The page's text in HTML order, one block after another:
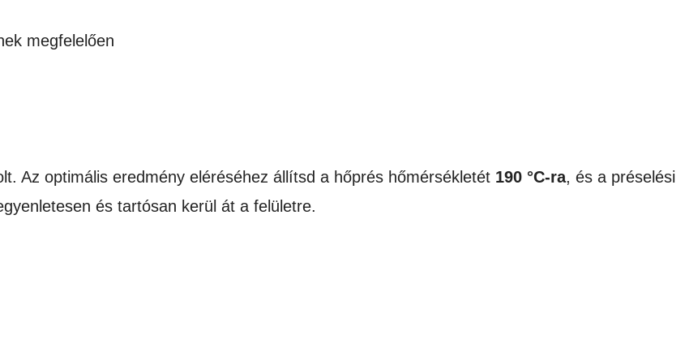
megfelelően
Az optimális eredmény eléréséhez állítsd a hőprés hőmérsékletét 190 °C-ra, és a préselési
és tartósan kerül át a felületre.